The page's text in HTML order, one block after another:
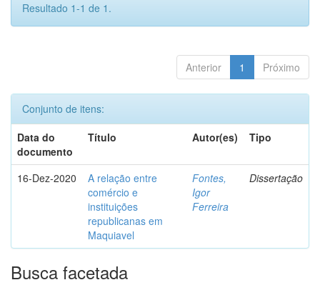
Resultado 1-1 de 1.
Anterior 1 Próximo
Conjunto de itens:
Data do
documento
Título Autor(es) Tipo
16-Dez-2020
A relação entre
comércio e
instituições
republicanas em
Maquiavel
Fontes,
Igor
Ferreira
Dissertação
Busca facetada